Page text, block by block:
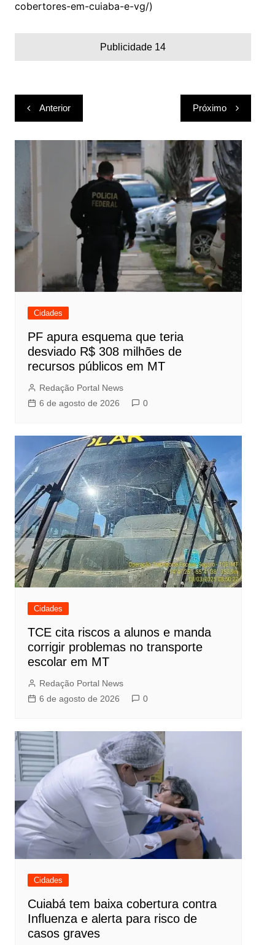
cobertores-em-cuiaba-e-vg/)
Publicidade 14
Navegação
de
Post
Anterior Próximo
Cidades
PF apura esquema que teria
desviado R$ 308 milhões de
recursos públicos em MT
Redação Portal News
6 de agosto de 2026
0
Cidades
TCE cita riscos a alunos e manda
corrigir problemas no transporte
escolar em MT
Redação Portal News
6 de agosto de 2026
0
Cidades
Cuiabá tem baixa cobertura contra
Influenza e alerta para risco de
casos graves